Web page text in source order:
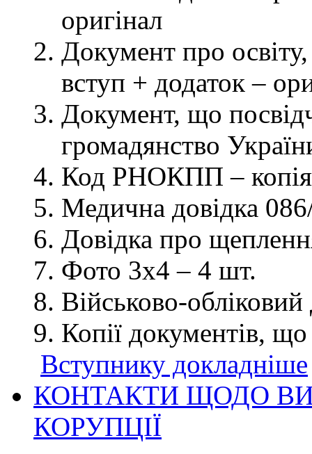
оригінал
Документ про освіту,
вступ + додаток –
Документ, що
громадянство
Код РНОКПП – копія
Медична довідка
Довідка про
Фото 3х4 – 4 шт.
Військово-
Копії документів,
Вступнику докладніше
КОНТАКТИ ЩОДО
КОРУПЦІЇ